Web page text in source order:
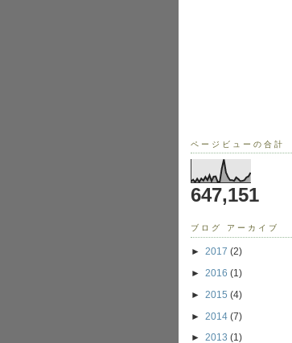
ページビューの合計
647,151
ブログ アーカイブ
► 2017 (2)
► 2016 (1)
► 2015 (4)
► 2014 (7)
► 2013 (1)